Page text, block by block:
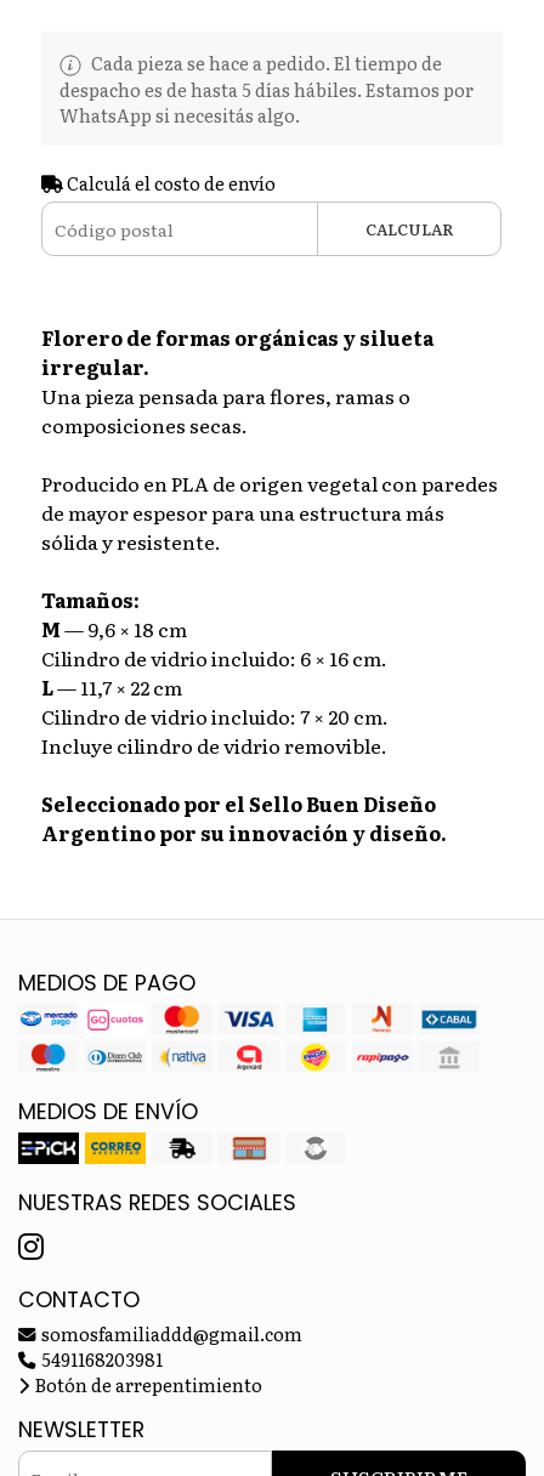
Cada pieza se hace a pedido. El tiempo de
despacho es de hasta 5 días hábiles. Estamos por
WhatsApp si necesitás algo.
Calculá el costo de envío
CALCULAR
Florero de formas orgánicas y silueta
irregular.
Una pieza pensada para flores, ramas o
composiciones secas.
Producido en PLA de origen vegetal con paredes
de mayor espesor para una estructura más
sólida y resistente.
Tamaños:
M— 9,6 × 18 cm
Cilindro de vidrio incluido: 6 × 16 cm.
L— 11,7 × 22 cm
Cilindro de vidrio incluido: 7 × 20 cm.
Incluye cilindro de vidrio removible.
Seleccionado por el Sello Buen Diseño
Argentino por su innovación y diseño.
MEDIOS DE PAGO
MEDIOS DE ENVÍO
NUESTRAS REDES SOCIALES
CONTACTO
somosfamiliaddd@gmail.com
5491168203981
Botón de arrepentimiento
NEWSLETTER